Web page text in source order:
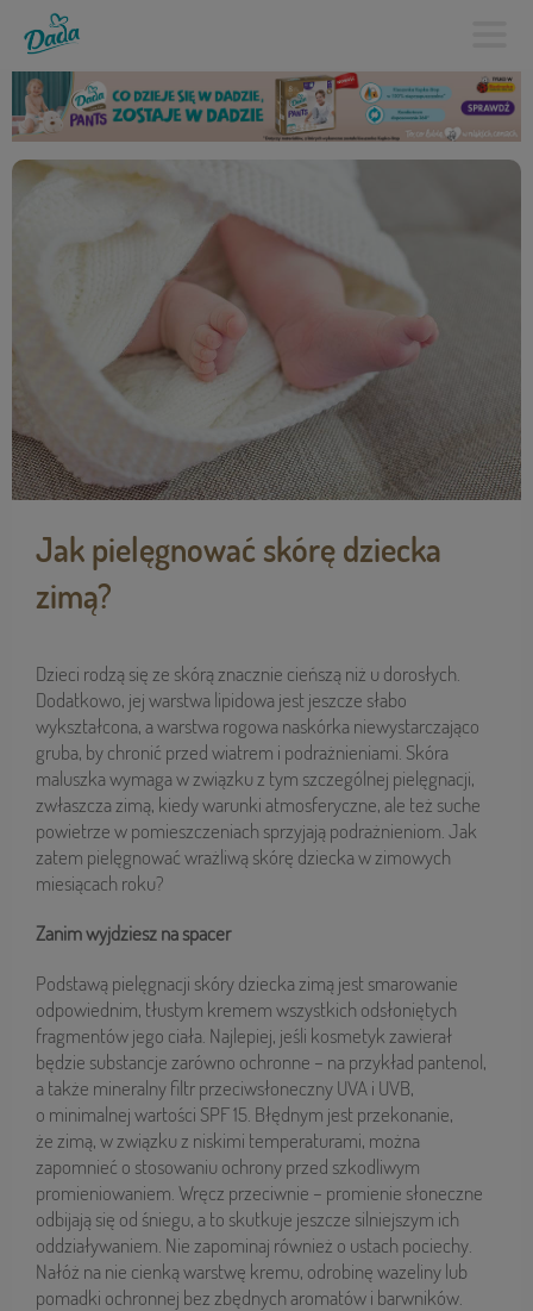
Jak pielęgnować skórę dziecka
zimą?
Dzieci rodzą się ze skórą znacznie cieńszą niż u dorosłych.
Dodatkowo, jej warstwa lipidowa jest jeszcze słabo
wykształcona, a warstwa rogowa naskórka niewystarczająco
gruba, by chronić przed wiatrem i podrażnieniami. Skóra
maluszka wymaga w związku z tym szczególnej pielęgnacji,
zwłaszcza zimą, kiedy warunki atmosferyczne, ale też suche
powietrze w pomieszczeniach sprzyjają podrażnieniom. Jak
zatem pielęgnować wrażliwą skórę dziecka w zimowych
miesiącach roku?
Zanim wyjdziesz na spacer
Podstawą pielęgnacji skóry dziecka zimą jest smarowanie
odpowiednim, tłustym kremem wszystkich odsłoniętych
fragmentów jego ciała. Najlepiej, jeśli kosmetyk zawierał
będzie substancje zarówno ochronne – na przykład pantenol,
a także mineralny filtr przeciwsłoneczny UVA i UVB,
o minimalnej wartości SPF 15. Błędnym jest przekonanie,
że zimą, w związku z niskimi temperaturami, można
zapomnieć o stosowaniu ochrony przed szkodliwym
promieniowaniem. Wręcz przeciwnie – promienie słoneczne
odbijają się od śniegu, a to skutkuje jeszcze silniejszym ich
oddziaływaniem. Nie zapominaj również o ustach pociechy.
Nałóż na nie cienką warstwę kremu, odrobinę wazeliny lub
pomadki ochronnej bez zbędnych aromatów i barwników.